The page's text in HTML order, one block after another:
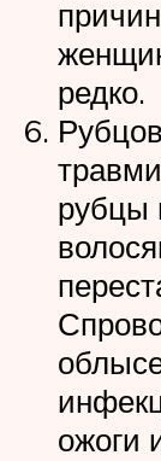
редко.
рубцы
ожоги